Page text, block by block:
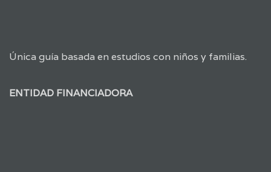
Única guía basada en estudios con niños y familias.
ENTIDAD FINANCIADORA